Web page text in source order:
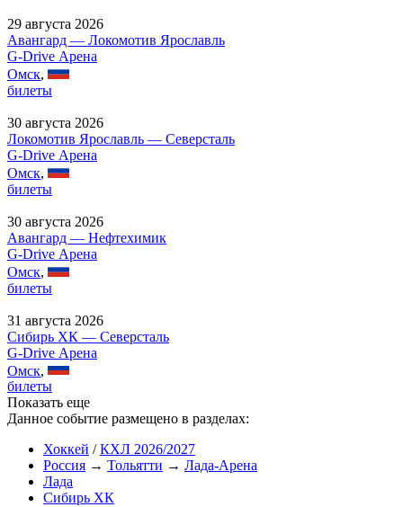
29 августа 2026
Авангард — Локомотив Ярославль
G-Drive Арена
Омск,
билеты
30 августа 2026
Локомотив Ярославль — Северсталь
G-Drive Арена
Омск,
билеты
30 августа 2026
Авангард — Нефтехимик
G-Drive Арена
Омск,
билеты
31 августа 2026
Сибирь ХК — Северсталь
G-Drive Арена
Омск,
билеты
Показать еще
Данное событие размещено в разделах:
Хоккей /КХЛ 2026/2027
Россия → Тольятти → Лада-Арена
Лада
Сибирь ХК